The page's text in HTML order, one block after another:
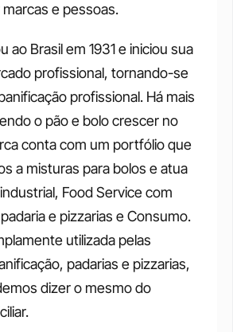
e pessoas.
ao Brasil em 1931 e iniciou sua
profissional, tornando-se
profissional. Há mais
o pão e bolo crescer no
conta com um portfólio que
a misturas para bolos e atua
Food Service com
e pizzarias e Consumo.
utilizada pelas
padarias e pizzarias,
dizer o mesmo do